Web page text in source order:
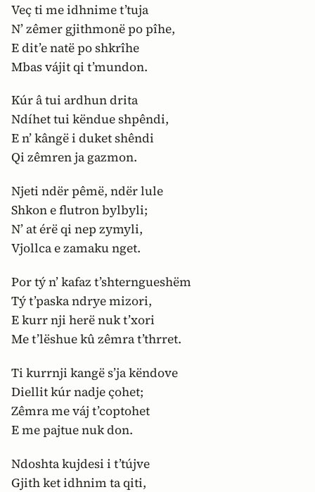
Veç ti me idhnime t’tuja
N’ zêmer gjithmonë po pîhe,
E dit’e natë po shkrîhe
Mbas vájit qi t’mundon.
Kúr â tui ardhun drita
Ndíhet tui këndue shpêndi,
E n’ kângë i duket shêndi
Qi zêmren ja gazmon.
Njeti ndër pêmë, ndër lule
Shkon e flutron bylbyli;
N’ at érë qi nep zymyli,
Vjollca e zamaku nget.
Por tý n’ kafaz t’shterngueshëm
Tý t’paska ndrye mizori,
E kurr nji herë nuk t’xori
Me t’lëshue kû zêmra t’thrret.
Ti kurrnji kangë s’ja këndove
Diellit kúr nadje çohet;
Zêmra me váj t’coptohet
E me pajtue nuk don.
Ndoshta kujdesi i t’tújve
Gjith ket idhnim ta qiti,